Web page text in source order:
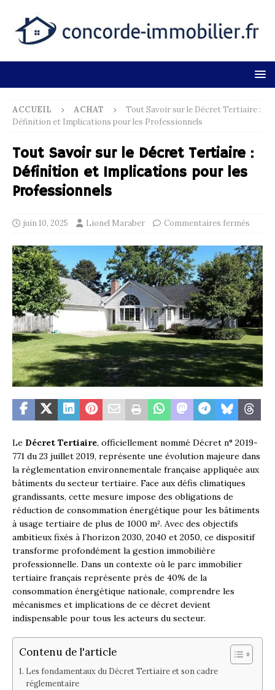
ACCUEIL ACHAT
Tout Savoir sur le Décret Tertiaire :
Définition et Implications pour les Professionnels
Tout Savoir sur le Décret Tertiaire :
Définition et Implications pour les
Professionnels
juin 10, 2025 Lionel Maraber Commentaires fermés
Le Décret Tertiaire, officiellement nommé Décret n° 2019-
771 du 23 juillet 2019, représente une évolution majeure dans
la réglementation environnementale française appliquée aux
bâtiments du secteur tertiaire. Face aux défis climatiques
grandissants, cette mesure impose des obligations de
réduction de consommation énergétique pour les bâtiments
à usage tertiaire de plus de 1000 m². Avec des objectifs
ambitieux fixés à l’horizon 2030, 2040 et 2050, ce dispositif
transforme profondément la gestion immobilière
professionnelle. Dans un contexte où le parc immobilier
tertiaire français représente près de 40% de la
consommation énergétique nationale, comprendre les
mécanismes et implications de ce décret devient
indispensable pour tous les acteurs du secteur.
Contenu de l'article
Les fondamentaux du Décret Tertiaire et son cadre
réglementaire